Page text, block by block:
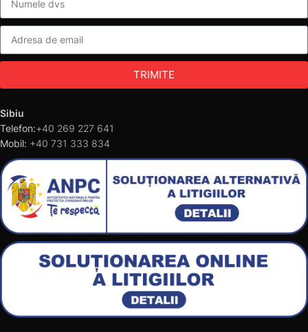
TRIMITE
Sibiu
Telefon:+40 269 227 641
Mobil: +40 731 333 834